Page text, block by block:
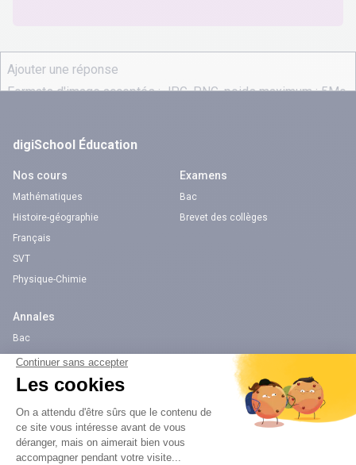
digiSchool Éducation
Nos cours
Mathématiques
Histoire-géographie
Français
SVT
Physique-Chimie
Examens
Bac
Brevet des collèges
Annales
Bac
Brevet des collèges
Application Android Éducation
Application iOS Éducation
Nos chaînes youtube
Chaîne Youtube Collège
Chaîne Youtube Lycée